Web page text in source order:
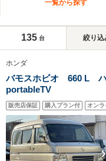
一覧から探す
135 台 絞り込
ホンダ
バモスホビオ 660 L ハ
portableTV
販売店保証 購入プラン付 オンラ